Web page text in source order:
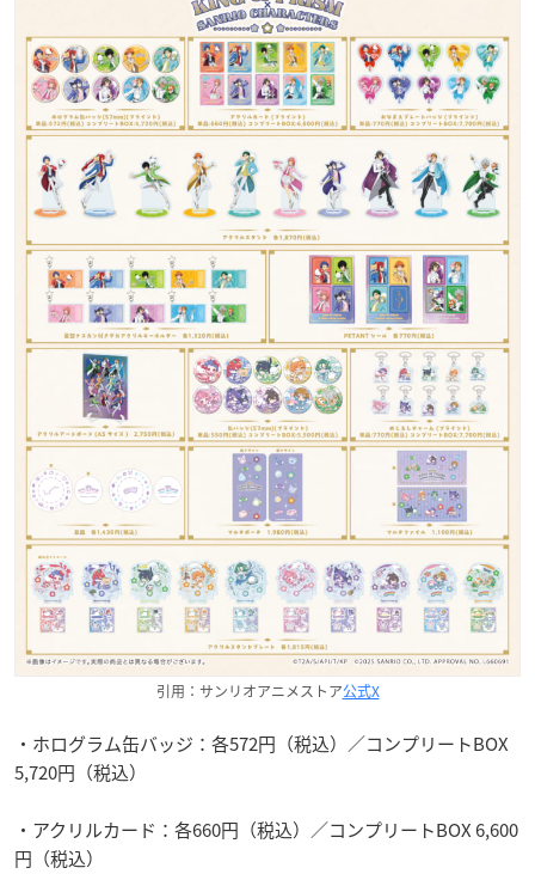
引用：サンリオアニメストア公式X
・ホログラム缶バッジ：各572円（税込）／コンプリートBOX
5,720円（税込）
・アクリルカード：各660円（税込）／コンプリートBOX 6,600
円（税込）